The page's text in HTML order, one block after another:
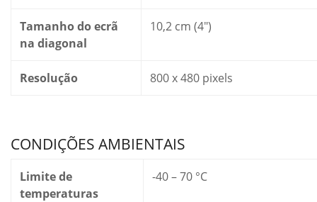
Tamanho do ecrã
na diagonal
10,2 cm (4″)
Resolução 800 x 480 pixels
CONDIÇÕES AMBIENTAIS
Limite de
temperaturas
-40 – 70 °C